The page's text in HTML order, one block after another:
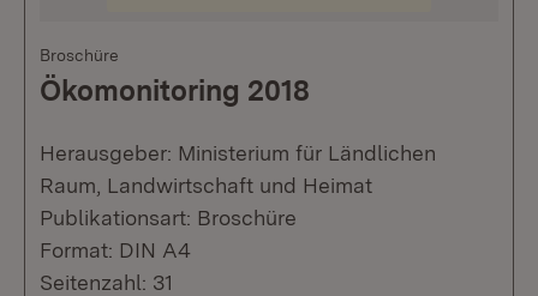
Broschüre
Ökomonitoring 2018
Herausgeber: Ministerium für Ländlichen
Raum, Landwirtschaft und Heimat
Publikationsart: Broschüre
Format: DIN A4
Seitenzahl: 31